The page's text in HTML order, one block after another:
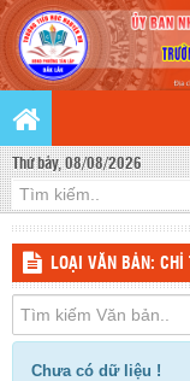
Thứ bảy, 08/08/2026
LOẠI VĂN BẢN: CHỈ
Chưa có dữ liệu !